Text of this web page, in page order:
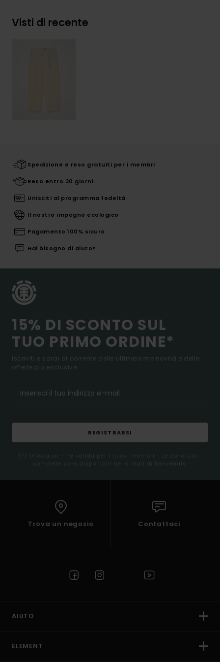
Visti di recente
Spedizione e reso gratuiti per i membri
Reso entro 30 giorni
Unisciti al programma fedeltà
Il nostro impegno ecologico
Pagamento 100% sicuro
Hai bisogno di aiuto?
15% DI SCONTO SUL
TUO PRIMO ORDINE*
Iscriviti e sarai al corrente delle ultimissime novità e delle
offerte più esclusive.
REGISTRARSI
(*) Offerta on-line valida per i nuovi membri - Le condizioni
complete sono disponibili nella mail di benvenuto
Trova un negozio Contattaci
AIUTO
ELEMENT